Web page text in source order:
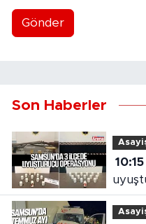
Gönder
Son Haberler
10:15Samsun'da o ilçelerde